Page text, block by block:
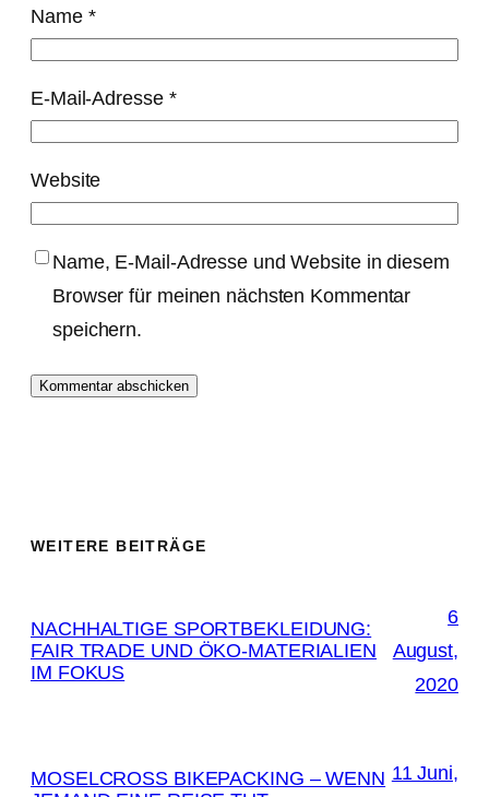
Name *
E-Mail-Adresse *
Website
Name, E-Mail-Adresse und Website in diesem
Browser für meinen nächsten Kommentar
speichern.
WEITERE BEITRÄGE
NACHHALTIGE SPORTBEKLEIDUNG:
FAIR TRADE UND ÖKO-MATERIALIEN
IM FOKUS
6
August,
2020
MOSELCROSS BIKEPACKING – WENN 11 Juni,